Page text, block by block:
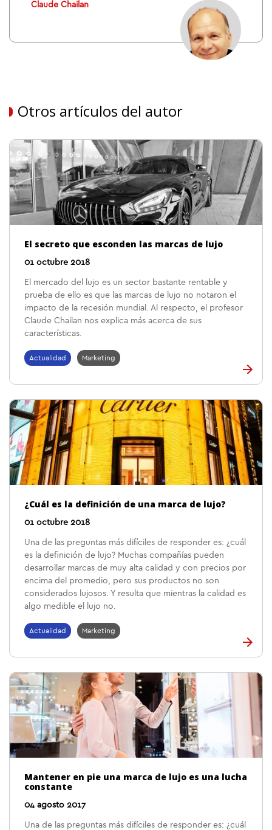
Claude Chailan
Otros artículos del autor
El secreto que esconden las marcas de lujo
01 octubre 2018
El mercado del lujo es un sector bastante rentable y
prueba de ello es que las marcas de lujo no notaron el
impacto de la recesión mundial. Al respecto, el profesor
Claude Chailan nos explica más acerca de sus
características.
Actualidad Marketing
¿Cuál es la definición de una marca de lujo?
01 octubre 2018
Una de las preguntas más difíciles de responder es: ¿cuál
es la definición de lujo? Muchas compañías pueden
desarrollar marcas de muy alta calidad y con precios por
encima del promedio, pero sus productos no son
considerados lujosos. Y resulta que mientras la calidad es
algo medible el lujo no.
Actualidad Marketing
Mantener en pie una marca de lujo es una lucha
constante
04 agosto 2017
Una de las preguntas más difíciles de responder es: ¿cuál